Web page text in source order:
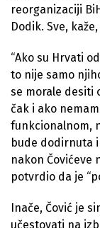
reorganizaciji
Dodik. Sve,
“Ako su Hrvati
to nije samo
se morale desiti
čak i ako
funkcionalnom,
bude dodirnuta
nakon Čovićeve
potvrdio da je
Inače, Čović je
učestovati na